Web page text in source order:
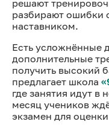
решают
разбирают ошибки
наставником.
Есть усложнённые
дополнительные
получить высокий
предлагает школа
где занятия идут в
месяц учеников
экзамен для